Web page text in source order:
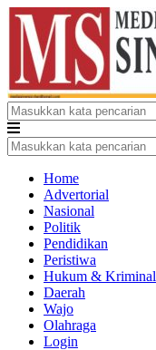
Home
Advertorial
Nasional
Politik
Pendidikan
Peristiwa
Hukum & Kriminal
Daerah
Wajo
Olahraga
Login